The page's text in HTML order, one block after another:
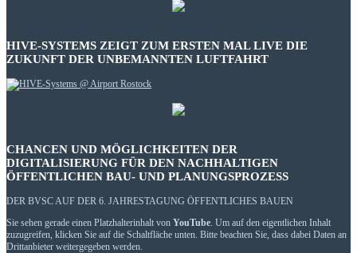
HIVE-SYSTEMS ZEIGT ZUM ERSTEN MAL LIVE DIE
ZUKUNFT DER UNBEMANNTEN LUFTFAHRT
CHANCEN UND MÖGLICHKEITEN DER
DIGITALISIERUNG FÜR DEN NACHHALTIGEN
ÖFFENTLICHEN BAU- UND PLANUNGSPROZESS
DER BVSC AUF DER 6. JAHRESTAGUNG ÖFFENTLICHES BAUEN
Sie sehen gerade einen Platzhalterinhalt von YouTube . Um auf den eigentlichen Inhalt
zuzugreifen, klicken Sie auf die Schaltfläche unten. Bitte beachten Sie, dass dabei Daten an
Drittanbieter weitergegeben werden.